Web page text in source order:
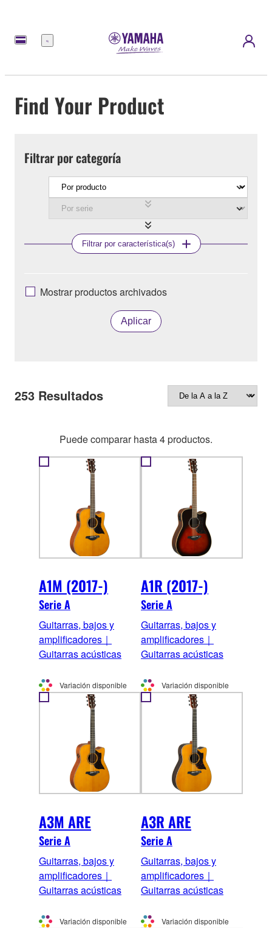
Menú
Find Your Product
Filtrar por categoría
Filtrar por característica(s)
Mostrar productos archivados
Aplicar
253 Resultados
Puede comparar hasta 4 productos.
A1M (2017-)
Serie A
Guitarras, bajos y
amplificadores｜
Guitarras acústicas
Variación disponible
A1R (2017-)
Serie A
Guitarras, bajos y
amplificadores｜
Guitarras acústicas
Variación disponible
A3M ARE
Serie A
Guitarras, bajos y
amplificadores｜
Guitarras acústicas
Variación disponible
A3R ARE
Serie A
Guitarras, bajos y
amplificadores｜
Guitarras acústicas
Variación disponible